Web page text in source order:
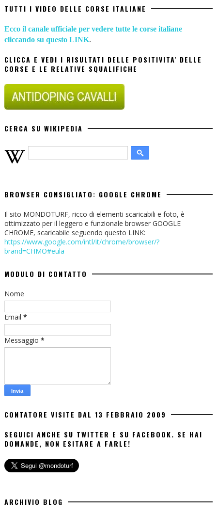
TUTTI I VIDEO DELLE CORSE ITALIANE
Ecco il canale ufficiale per vedere tutte le corse italiane
cliccando su questo LINK.
CLICCA E VEDI I RISULTATI DELLE POSITIVITA' DELLE
CORSE E LE RELATIVE SQUALIFICHE
CERCA SU WIKIPEDIA
BROWSER CONSIGLIATO: GOOGLE CHROME
Il sito MONDOTURF, ricco di elementi scaricabili e foto, è
ottimizzato per il leggero e funzionale browser GOOGLE
CHROME, scaricabile seguendo questo LINK:
https://www.google.com/intl/it/chrome/browser/?
brand=CHMO#eula
MODULO DI CONTATTO
Nome
Email *
Messaggio *
CONTATORE VISITE DAL 13 FEBBRAIO 2009
SEGUICI ANCHE SU TWITTER E SU FACEBOOK. SE HAI
DOMANDE, NON ESITARE A FARLE!
ARCHIVIO BLOG